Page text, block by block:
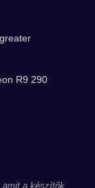
R9 290
amit a készítők